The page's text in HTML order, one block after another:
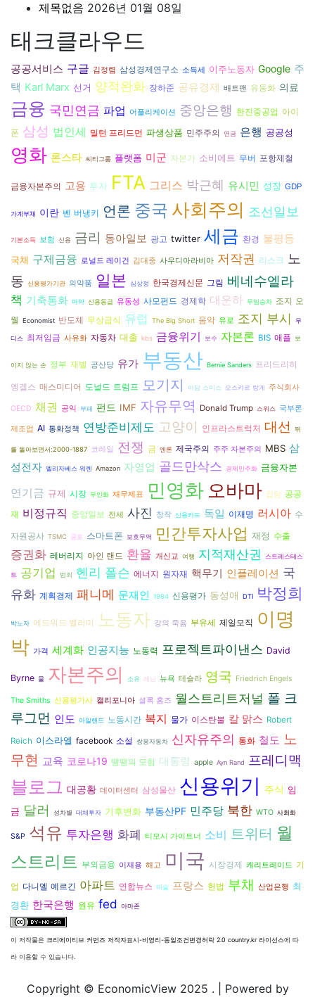
제목없음 2026년 01월 08일
태크클라우드
공공서비스 구글 김정렴 삼성경제연구소 소득세 이주노동자 Google 주
택 Karl Marx 선거 양적완화 장하준 공유경제 배트맨 유동화 의료
금융 국민연금 파업 어플리케이션 중앙은행 한진중공업 아이
폰 삼성 법인세 밀턴 프리드먼 파생상품 민주주의 연금 은행 공공성
영화 론스타 씨티그룹 플랫폼 미군 자본가 소비에트 우버 포항제철
금융자본주의 고용 투자 FTA 그리스 박근혜 유시민 성장 GDP
가계부채 이란 벤 버냉키 언론 중국 사회주의 조선일보
기본소득 보험 신용 금리 동아일보 광고 twitter 세금 환경 불평등
국채 구제금융 로널드 레이건 김대중 사우디아라비아 저작권 리스크 노
동 신용평가기관 의약품 일본 심상정 한국경제신문 그림 베네수엘라
책 기축통화 마약 신용등급 유동성 사모펀드 경제학 대운하 무임승차 조지 오
웰 Economist 반도체 무상급식 유럽 The Big Short 음악 유로 조지 부시 무
디스 최저임금 사유화 자동차 대출 kbs 금융위기 보수 자본론 BIS 애플 보
이지 않는 손 정부 재벌 공산당 유가 부동산 Bernie Sanders 프리드리히
엥겔스 매스미디어 도널드 트럼프 모기지 아담 스미스 오스카르 랑게 주식회사
OECD 채권 공익 부패 펀드 IMF 자유무역 Donald Trump 스위스 국부론
제조업 AI 통화정책 연방준비제도 고양이 인프라스트럭처 대선 뒤
를 돌아보면서:2000-1887 코레일 전쟁 금 엔론 제국주의 주주 자본주의 MBS 삼
성전자 엘리자베스 워렌 Amazon 자영업 골드만삭스 경제민주화 금융자본
연기금 규제 시장 무인화 재무제표 민영화 오바마 잡담 공공
재 비정규직 중앙일보 전세 사진 창작 신용카드 독일 이재명 러시아 수
자원공사 TSMC 공포 스마트폰 보호무역 민간투자사업 재정 수출
증권화 레버리지 아인 랜드 환율 개신교 여행 지적재산권 스트레스테스
트 공기업 범죄 헨리 폴슨 에너지 원자재 핵무기 인플레이션 국
유화 계획경제 패니메 문재인 1984 신용평가 동성애 DTI 박정희
박노자 에드워드 벨러미 노동자 강의 죽음 부유세 제일모직
이명
박 가격 세계화 인공지능 노동력 프로젝트파이낸스 David
Byrne 물 자본주의 소유 레닌 뉴욕 테슬라 영국 Friedrich Engels
The Smiths 신용평가사 캘리포니아 셜록 홈즈 월스트리트저널 폴 크
루그먼 인도 아일랜드 노동시간 복지 물가 이스탄불 칼 맑스 Robert
Reich 이스라엘 facebook 소설 쌍용자동차 신자유주의 통화 철도 노
무현 교육 코로나19 땡땡의 모험 대통령 apple Ayn Rand 프레디맥
블로그 대공황 데이터센터 삼성물산 신용위기 주식 임
금 달러 성차별 대체투자 기후변화 부동산PF 민주당 북한 WTO 사회화
S&P 석유 투자은행 화폐 티모시 가이트너 소비 트위터 월
스트리트 부외금융 이재용 해고 미국 시장경제 캐리트레이드 기
업 다니엘 예르긴 아파트 연합뉴스 미술 프랑스 헌법 부채 산업은행 최
경환 한국은행 원유 fed 아마존
이 저작물은 크리에이티브 커먼즈 저작자표시-비영리-동일조건변경허락 2.0 country.kr 라이선스에 따
라 이용할 수 있습니다.
Copyright © EconomicView 2025 . | Powered by